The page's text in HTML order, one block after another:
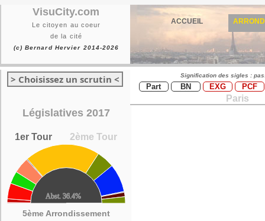
VisuCity.com
Le citoyen au coeur
de la cité
(c) Bernard Hervier 2014-2026
ACCUEIL
> Choisissez un scrutin <
Législatives 2017
1er Tour 2ème Tour
5ème Arrondissement
Signification des sigles :
Part BN EXG PCF
Paris